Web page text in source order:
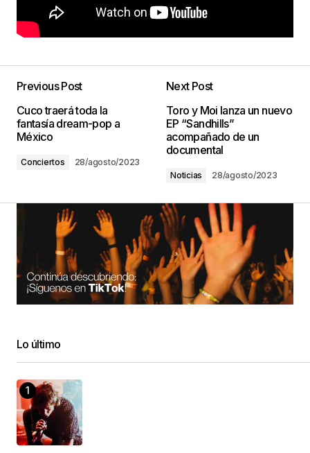
Previous Post
Cuco traerá toda la
fantasía dream-pop a
México
Conciertos 28/agosto/2023
Next Post
Toro y Moi lanza un nuevo
EP “Sandhills”
acompañado de un
documental
Noticias 28/agosto/2023
Lo último